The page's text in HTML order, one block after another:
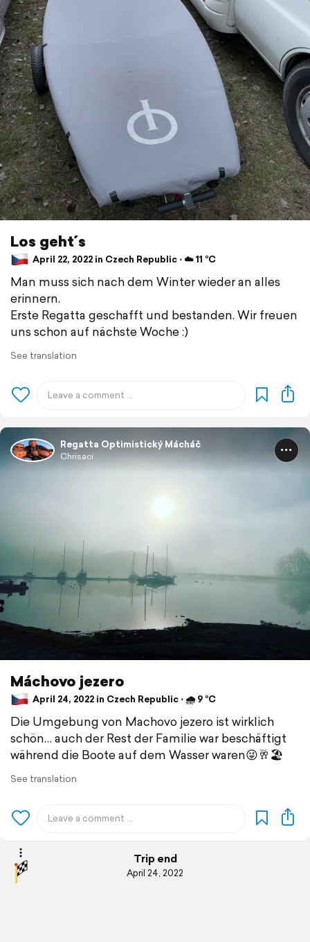
Los geht´s
April 22, 2022 in Czech Republic ⋅ ☁️ 11 °C
Man muss sich nach dem Winter wieder an alles
erinnern.
Erste Regatta geschafft und bestanden. Wir freuen
uns schon auf nächste Woche :)
See translation
Regatta Optimistický Mácháč
Chrisaci
Máchovo jezero
April 24, 2022 in Czech Republic ⋅ 🌧 9 °C
Die Umgebung von Machovo jezero ist wirklich
schön… auch der Rest der Familie war beschäftigt
während die Boote auf dem Wasser waren😜🥂🏖
See translation
Trip end
April 24, 2022